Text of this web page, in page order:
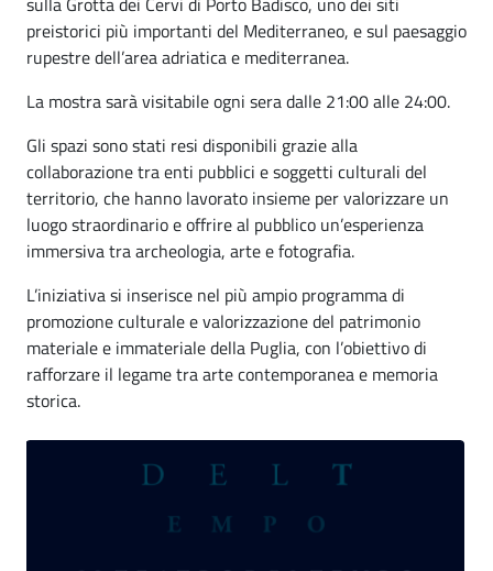
preistorici più importanti del Mediterraneo, e sul paesaggio
rupestre dell’area adriatica e mediterranea.
La mostra sarà visitabile ogni sera dalle 21:00 alle 24:00.
Gli spazi sono stati resi disponibili grazie alla
collaborazione tra enti pubblici e soggetti culturali del
territorio, che hanno lavorato insieme per valorizzare un
luogo straordinario e offrire al pubblico un’esperienza
immersiva tra archeologia, arte e fotografia.
L’iniziativa si inserisce nel più ampio programma di
promozione culturale e valorizzazione del patrimonio
materiale e immateriale della Puglia, con l’obiettivo di
rafforzare il legame tra arte contemporanea e memoria
storica.